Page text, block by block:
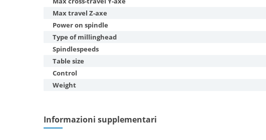
Max travel Z-axe
Power on spindle
Type of millinghead
Spindlespeeds
Table size
Control
Weight
Informazioni supplementari